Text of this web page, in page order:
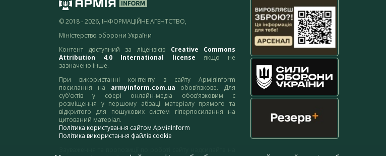
© 2018 - 2026, ІНФОРМАЦІЙНЕ АГЕНТСТВО,
Міністерство оборони України
Контент доступний за ліцензією Creative Commons
Attribution 4.0 International license якщо не
зазначено інше.
При використанні контенту з сайту АрміяInform
посилання на armyinform.com.ua обов’язкове. Для
суб’єктів у сфері онлайн-медіа обов’язковим є
розміщення у першому абзаці матеріалу прямого та
відкритого для пошукових систем гіперпосилання на
цитований матеріал.
Політика користування сайтом АрміяInform
Політика використання файлів cookie